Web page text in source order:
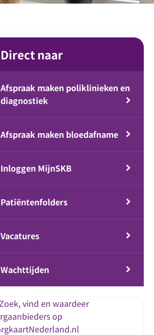
Direct naar
Afspraak maken poliklinieken en
diagnostiek
Afspraak maken bloedafname
Inloggen MijnSKB
Patiëntenfolders
Vacatures
Wachttijden